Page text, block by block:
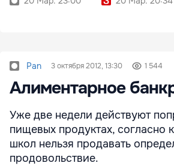
Pan 3 октября 2012, 13:30 1 544
Алиментарное
Уже две недели действуют
пищевых продуктах, согласно
школ нельзя продавать
продовольствие.